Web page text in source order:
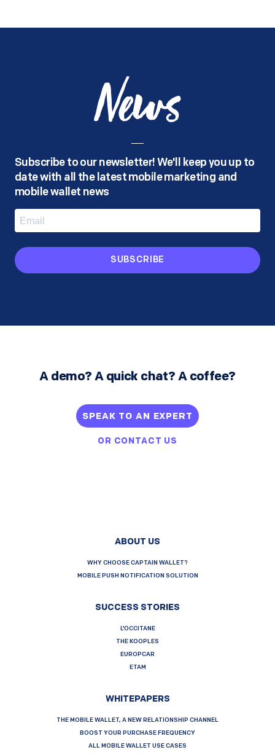
News
Subscribe to our newsletter! We'll keep you up to
date with all the latest mobile marketing and
mobile wallet news
SUBSCRIBE
A demo? A quick chat? A coffee?
SPEAK TO AN EXPERT
OR CONTACT US
ABOUT US
WHY CHOOSE CAPTAIN WALLET?
MOBILE PUSH NOTIFICATION SOLUTION
SUCCESS STORIES
L’OCCITANE
THE KOOPLES
EUROPCAR
ETAM
WHITEPAPERS
THE MOBILE WALLET, A NEW RELATIONSHIP CHANNEL
BOOST YOUR PURCHASE FREQUENCY
ALL MOBILE WALLET USE CASES